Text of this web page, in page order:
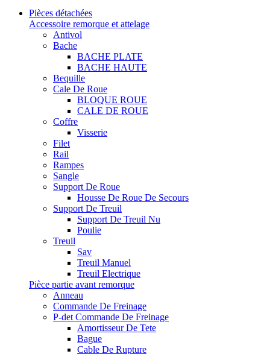
Pièces détachées
Accessoire remorque et attelage
Antivol
Bache
BACHE PLATE
BACHE HAUTE
Bequille
Cale De Roue
BLOQUE ROUE
CALE DE ROUE
Coffre
Visserie
Filet
Rail
Rampes
Sangle
Support De Roue
Housse De Roue De Secours
Support De Treuil
Support De Treuil Nu
Poulie
Treuil
Sav
Treuil Manuel
Treuil Electrique
Pièce partie avant remorque
Anneau
Commande De Freinage
P-det Commande De Freinage
Amortisseur De Tete
Bague
Cable De Rupture